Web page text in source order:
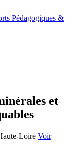
Pédagogiques &
et
Loire Voir